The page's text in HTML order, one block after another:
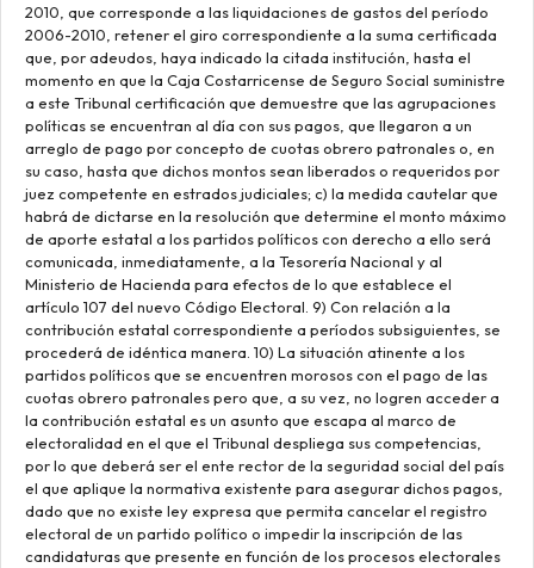
2010, que corresponde a las liquidaciones de gastos del período
2006-2010, retener el giro correspondiente a la suma certificada
que, por adeudos, haya indicado la citada institución, hasta el
momento en que la Caja Costarricense de Seguro Social suministre
a este Tribunal certificación que demuestre que las agrupaciones
políticas se encuentran al día con sus pagos, que llegaron a un
arreglo de pago por concepto de cuotas obrero patronales o, en
su caso, hasta que dichos montos sean liberados o requeridos por
juez competente en estrados judiciales; c) la medida cautelar que
habrá de dictarse en la resolución que determine el monto máximo
de aporte estatal a los partidos políticos con derecho a ello será
comunicada, inmediatamente, a la Tesorería Nacional y al
Ministerio de Hacienda para efectos de lo que establece el
artículo 107 del nuevo Código Electoral. 9) Con relación a la
contribución estatal correspondiente a períodos subsiguientes, se
procederá de idéntica manera. 10) La situación atinente a los
partidos políticos que se encuentren morosos con el pago de las
cuotas obrero patronales pero que, a su vez, no logren acceder a
la contribución estatal es un asunto que escapa al marco de
electoralidad en el que el Tribunal despliega sus competencias,
por lo que deberá ser el ente rector de la seguridad social del país
el que aplique la normativa existente para asegurar dichos pagos,
dado que no existe ley expresa que permita cancelar el registro
electoral de un partido político o impedir la inscripción de las
candidaturas que presente en función de los procesos electorales